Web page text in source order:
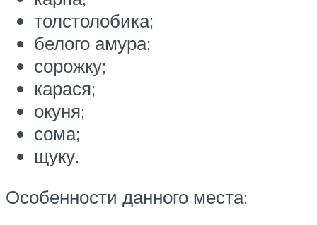
толстолобика;
белого амура;
сорожку;
карася;
окуня;
сома;
щуку.
Особенности данного места: